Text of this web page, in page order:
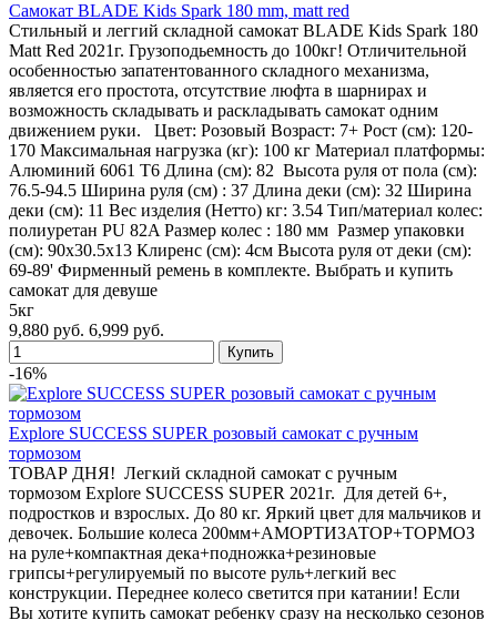
Самокат BLADE Kids Spark 180 mm, matt red
Стильный и леггий складной самокат BLADE Kids Spark 180
Matt Red 2021г. Грузоподьемность до 100кг! Отличительной
особенностью запатентованного складного механизма,
является его простота, отсутствие люфта в шарнирах и
возможность складывать и раскладывать самокат одним
движением руки. Цвет: Розовый Возраст: 7+ Рост (см): 120-
170 Максимальная нагрузка (кг): 100 кг Материал платформы:
Алюминий 6061 T6 Длина (см): 82 Высота руля от пола (см):
76.5-94.5 Ширина руля (см) : 37 Длина деки (см): 32 Ширина
деки (см): 11 Вес изделия (Нетто) кг: 3.54 Тип/материал колес:
полиуретан PU 82A Размер колес : 180 мм Размер упаковки
(см): 90х30.5х13 Клиренс (см): 4см Высота руля от деки (см):
69-89' Фирменный ремень в комплекте. Выбрать и купить
самокат для девуше
5кг
9,880 руб. 6,999 руб.
-16%
Explore SUCCESS SUPER розовый самокат с ручным
тормозом
ТОВАР ДНЯ! Легкий складной самокат с ручным
тормозом Explore SUCCESS SUPER 2021г. Для детей 6+,
подростков и взрослых. До 80 кг. Яркий цвет для мальчиков и
девочек. Большие колеса 200мм+АМОРТИЗАТОР+ТОРМОЗ
на руле+компактная дека+подножка+резиновые
грипсы+регулируемый по высоте руль+легкий вес
конструкции. Переднее колесо светится при катании! Если
Вы хотите купить самокат ребенку сразу на несколько сезонов